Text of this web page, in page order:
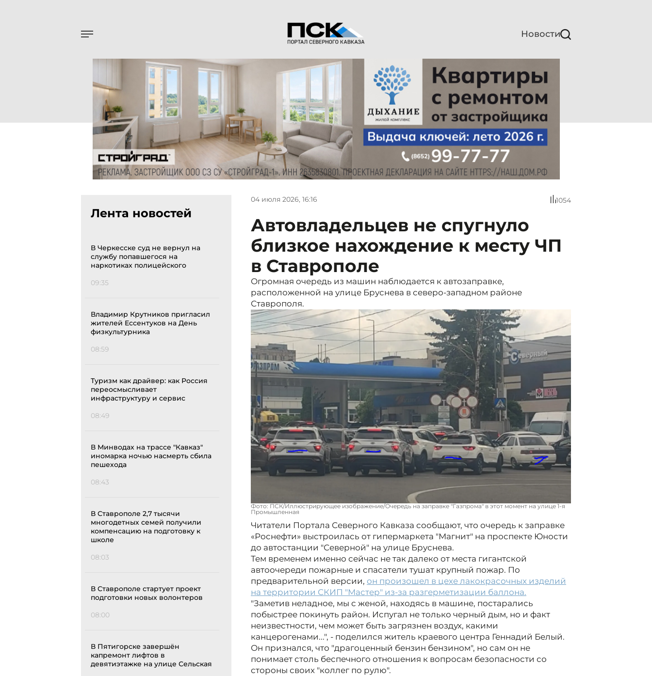
Новости
Лента новостей
В Черкесске суд не вернул на
службу попавшегося на
наркотиках полицейского
09:35
Владимир Крутников пригласил
жителей Ессентуков на День
физкультурника
08:59
Туризм как драйвер: как Россия
переосмысливает
инфраструктуру и сервис
08:49
В Минводах на трассе "Кавказ"
иномарка ночью насмерть сбила
пешехода
08:43
В Ставрополе 2,7 тысячи
многодетных семей получили
компенсацию на подготовку к
школе
08:03
В Ставрополе стартует проект
подготовки новых волонтеров
08:00
В Пятигорске завершён
капремонт лифтов в
девятиэтажке на улице Сельская
04 июля 2026, 16:16 1054
Автовладельцев не спугнуло
близкое нахождение к месту ЧП
в Ставрополе
Огромная очередь из машин наблюдается к автозаправке,
расположенной на улице Бруснева в северо-западном районе
Ставрополя.
Фото: ПСК/Иллюстрирующее изображение/Очередь на заправке "Газпрома" в этот момент на улице 1-я
Промышленная
Читатели Портала Северного Кавказа сообщают, что очередь к заправке
«Роснефти» выстроилась от гипермаркета "Магнит" на проспекте Юности
до автостанции "Северной" на улице Бруснева.
Тем временем именно сейчас не так далеко от места гигантской
автоочереди пожарные и спасатели тушат крупный пожар. По
предварительной версии, он произошел в цехе лакокрасочных изделий
на территории СКИП "Мастер" из-за разгерметизации баллона.
"Заметив неладное, мы с женой, находясь в машине, постарались
побыстрее покинуть район. Испугал не только черный дым, но и факт
неизвестности, чем может быть загрязнен воздух, какими
канцерогенами...", - поделился житель краевого центра Геннадий Белый.
Он признался, что "драгоценный бензин бензином", но сам он не
понимает столь беспечного отношения к вопросам безопасности со
стороны своих "коллег по рулю".